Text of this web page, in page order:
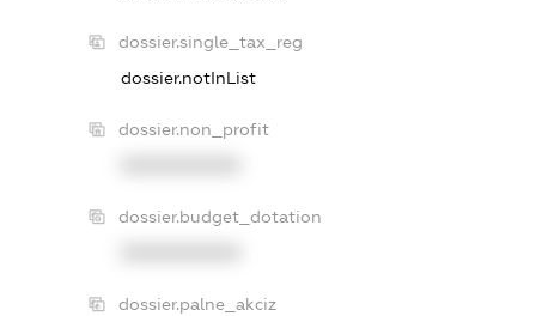
dossier.single_tax_reg
dossier.notInList
dossier.non_profit
dossier.budget_dotation
dossier.palne_akciz